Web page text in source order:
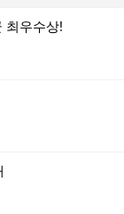
최우수상!